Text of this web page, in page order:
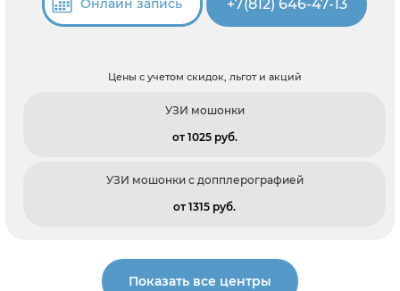
Онлайн запись +7(812) 646-47-13
Цены с учетом скидок, льгот и акций
УЗИ мошонки
от 1025 pуб.
УЗИ мошонки с допплерографией
от 1315 pуб.
Показать все центры